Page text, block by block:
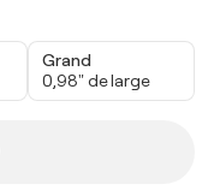
Grand
0,98" de large